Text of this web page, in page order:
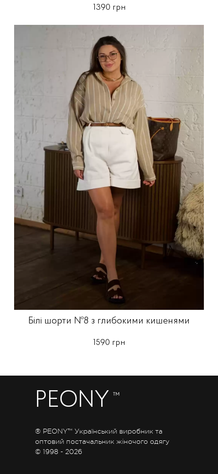
1390 грн
Білі шорти №8 з глибокими кишенями
1590 грн
PEONY ™
® PEONY™ Український виробник та
оптовий постачальник жіночого одягу
© 1998 - 2026